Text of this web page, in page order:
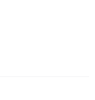
อาจเรียกเก็บค่าธรรมเนียม
ชำระเงินที่ใช้ การโอนเงิน
เรียกเก็บ ในขณะที่วิธีการ
/เครดิต หรือ e-wallets อาจ
ยผู้ให้บริการชำระเงิน
อาจเรียกเก็บค่า
ดอกเบี้ยระหว่างสกุลเงินที่มี